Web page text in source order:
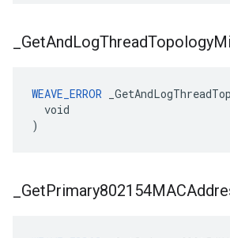
GetAndLogThreadTopology
WEAVE_ERROR
  void
)
Get